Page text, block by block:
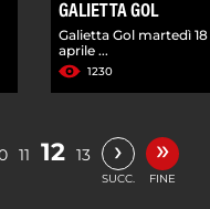
GALIETTA GOL
Galietta Gol martedì 18
aprile ...
1230
11 12 13 ›
SUCC.
»
FINE